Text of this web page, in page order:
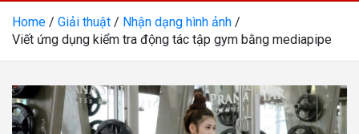
Home Giải thuật
Nhận dạng hình ảnh
Viết ứng dụng kiểm tra động tác tập gym bằng mediapipe